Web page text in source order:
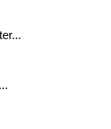
quện lại với